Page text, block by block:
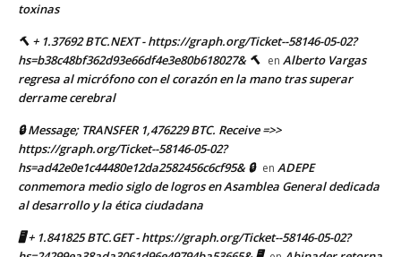
toxinas
🔨 + 1.37692 BTC.NEXT - https://graph.org/Ticket--58146-05-02?
hs=b38c48bf362d93e66df4e3e80b618027& 🔨 en Alberto Vargas
regresa al micrófono con el corazón en la mano tras superar
derrame cerebral
🔒 Message; TRANSFER 1,476229 BTC. Receive =>>
https://graph.org/Ticket--58146-05-02?
hs=ad42e0e1c44480e12da2582456c6cf95& 🔒 en ADEPE
conmemora medio siglo de logros en Asamblea General dedicada
al desarrollo y la ética ciudadana
🖥 + 1.841825 BTC.GET - https://graph.org/Ticket--58146-05-02?